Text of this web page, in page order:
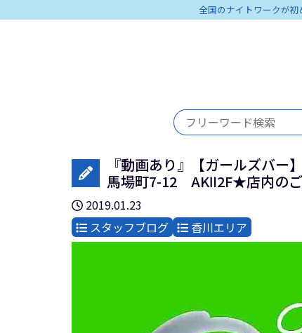
全国のナイトワークが
『動画あり』【ガールズバ
馬場町7-12 AKⅡ2F★店内の
2019.01.23
スタッフブログ
香川エリア